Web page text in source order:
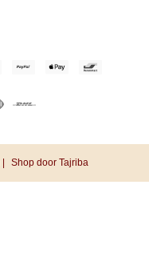
Shop door Tajriba